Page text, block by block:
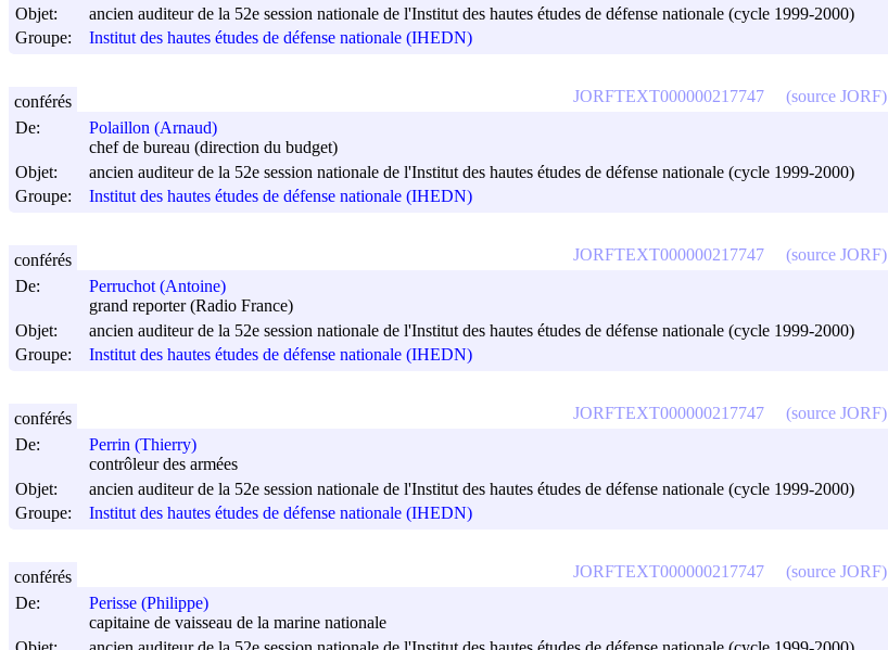
Objet:
ancien auditeur de la 52e session nationale de l'Institut des hautes études de défense nationale (cycle 1999-2000)
Groupe:
Institut des hautes études de défense nationale (IHEDN)
De:
Polaillon (Arnaud)
chef de bureau (direction du budget)
Objet:
ancien auditeur de la 52e session nationale de l'Institut des hautes études de défense nationale (cycle 1999-2000)
Groupe:
Institut des hautes études de défense nationale (IHEDN)
JORFTEXT000000217747 (source JORF)
conférés
De:
Perruchot (Antoine)
grand reporter (Radio France)
Objet:
ancien auditeur de la 52e session nationale de l'Institut des hautes études de défense nationale (cycle 1999-2000)
Groupe:
Institut des hautes études de défense nationale (IHEDN)
JORFTEXT000000217747 (source JORF)
conférés
De:
Perrin (Thierry)
contrôleur des armées
Objet:
ancien auditeur de la 52e session nationale de l'Institut des hautes études de défense nationale (cycle 1999-2000)
Groupe:
Institut des hautes études de défense nationale (IHEDN)
JORFTEXT000000217747 (source JORF)
conférés
De:
Perisse (Philippe)
capitaine de vaisseau de la marine nationale
JORFTEXT000000217747 (source JORF)
conférés